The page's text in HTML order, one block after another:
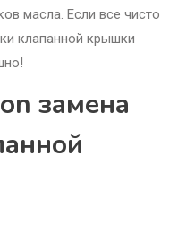
масла. Если все чисто
клапанной крышки
замена